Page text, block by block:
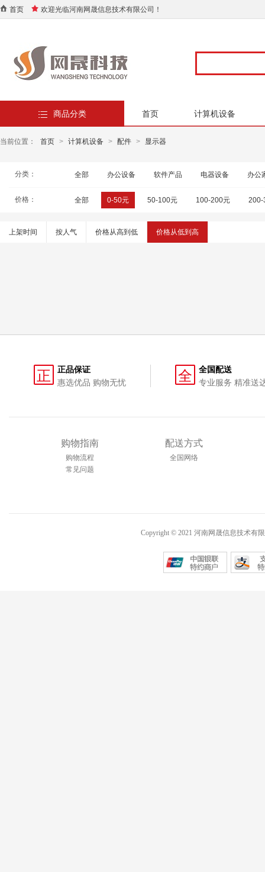
首页 欢迎光临河南网晟信息技术有限公司！
商品分类 首页 计算机设备
当前位置： 首页 > 计算机设备 > 配件 > 显示器
分类： 全部 办公设备 软件产品 电器设备 办公
价格： 全部 0-50元 50-100元 100-200元 200-
上架时间 按人气 价格从高到低 价格从低到高
正
正品保证
惠选优品 购物无忧
全
全国配送
专业服务 精准送
购物指南
购物流程
常见问题
配送方式
全国网络
Copyright © 2021 河南网晟信息技术有